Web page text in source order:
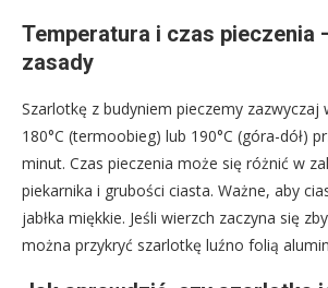
Temperatura i czas pieczenia
zasady
Szarlotkę z budyniem pieczemy zazwyczaj
180°C (termoobieg) lub 190°C (góra-dół)
minut. Czas pieczenia może się różnić w
piekarnika i grubości ciasta. Ważne, aby
jabłka miękkie. Jeśli wierzch zaczyna się
można przykryć szarlotkę luźno folią